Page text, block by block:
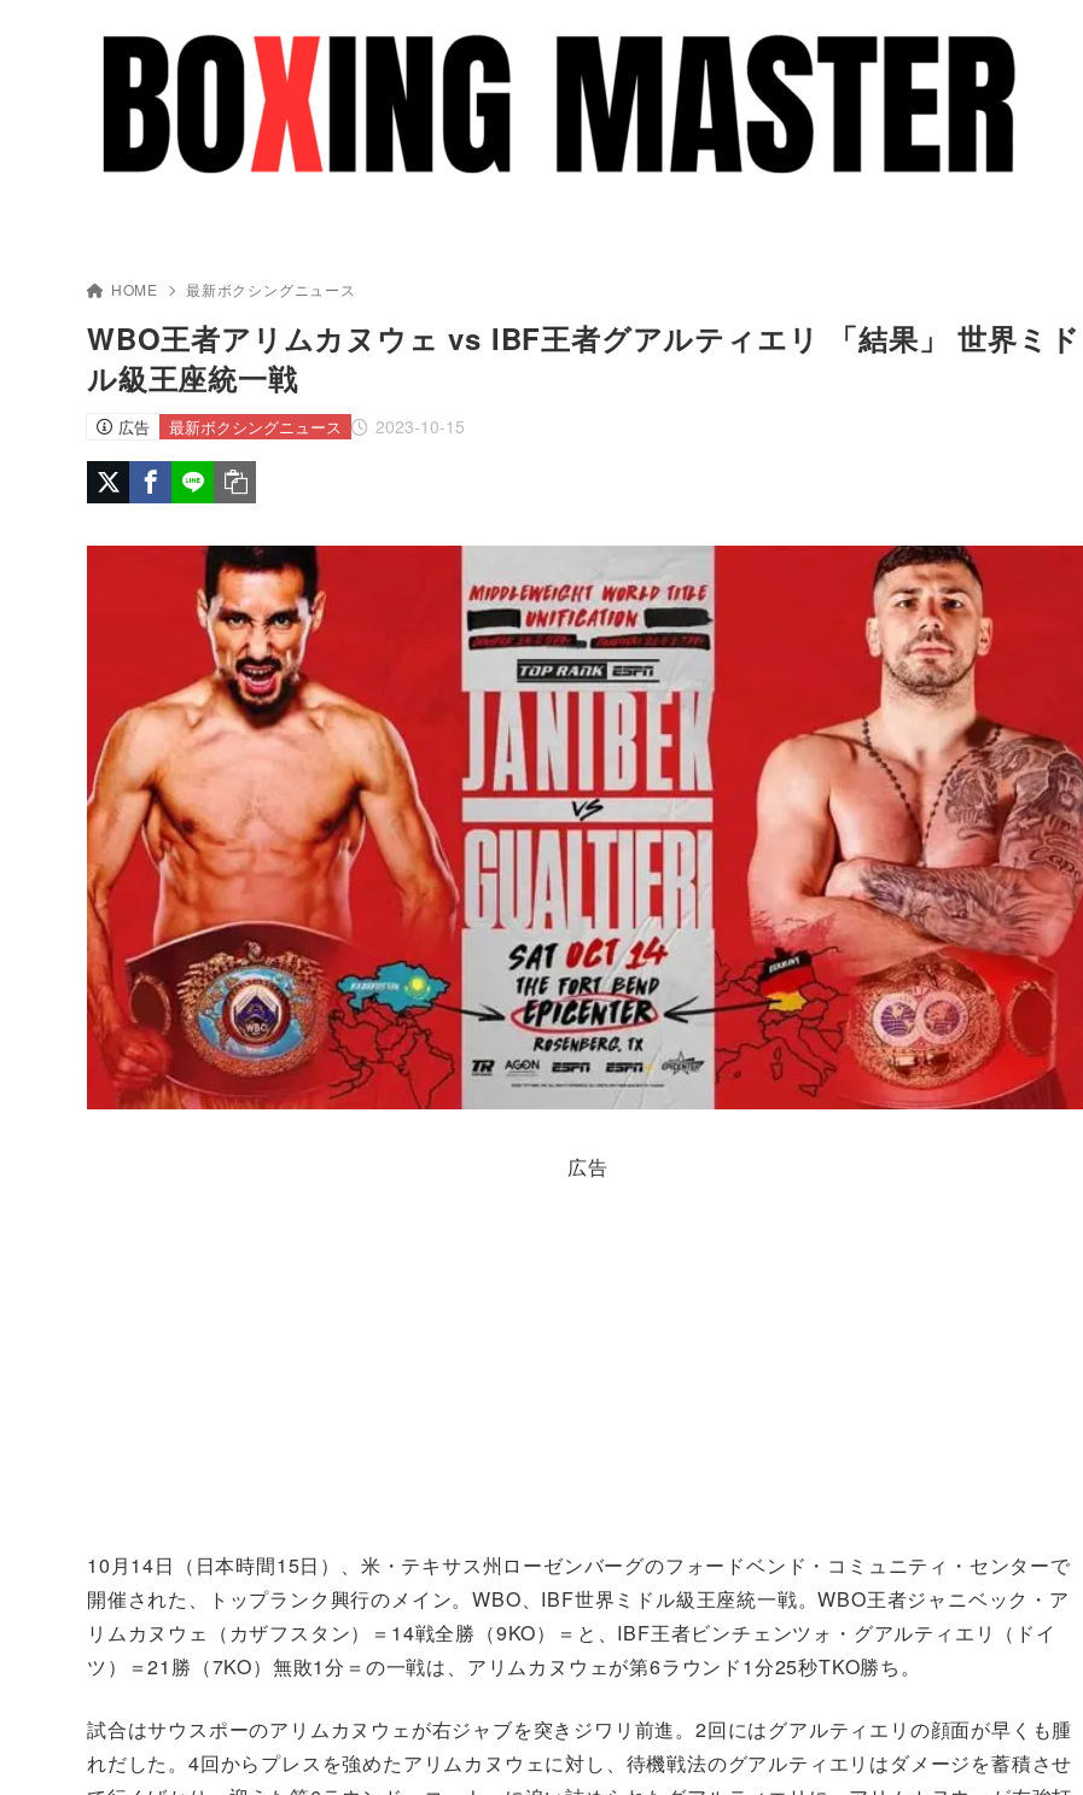
HOME 最新ボクシングニュース
WBO王者アリムカヌウェ vs IBF王者グアルティエリ 「結果」 世界ミド
ル級王座統一戦
広告 2023-10-15
最新ボクシングニュース
広告
10月14日（日本時間15日）、米・テキサス州ローゼンバーグのフォードベンド・コミュニティ・センターで
開催された、トップランク興行のメイン。WBO、IBF世界ミドル級王座統一戦。WBO王者ジャニベック・ア
リムカヌウェ（カザフスタン）＝14戦全勝（9KO）＝と、IBF王者ビンチェンツォ・グアルティエリ（ドイ
ツ）＝21勝（7KO）無敗1分＝の一戦は、アリムカヌウェが第6ラウンド1分25秒TKO勝ち。
試合はサウスポーのアリムカヌウェが右ジャブを突きジワリ前進。2回にはグアルティエリの顔面が早くも腫
れだした。4回からプレスを強めたアリムカヌウェに対し、待機戦法のグアルティエリはダメージを蓄積させ